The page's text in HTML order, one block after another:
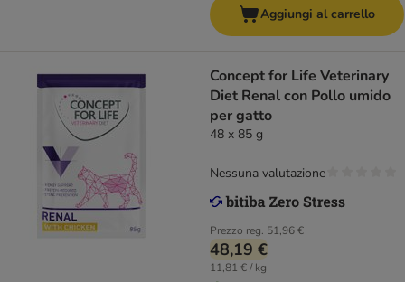
Aggiungi al carrello
Concept for Life Veterinary
Diet Renal con Pollo umido
per gatto
48 x 85 g
Prezzo reg. 51,96 €
48,19 €
11,81 € / kg
Nessuna valutazione